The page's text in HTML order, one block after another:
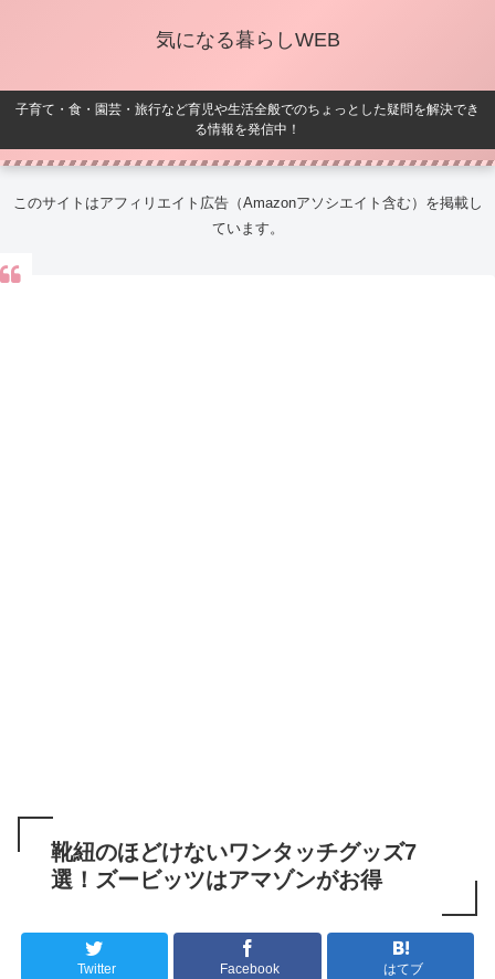
気になる暮らしWEB
子育て・食・園芸・旅行など育児や生活全般でのちょっとした疑問を解決でき
る情報を発信中！
このサイトはアフィリエイト広告（Amazonアソシエイト含む）を掲載し
ています。
靴紐のほどけないワンタッチグッズ7
選！ズービッツはアマゾンがお得
Twitter Facebook はてブ